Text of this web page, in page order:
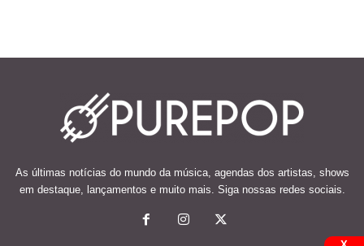
As últimas notícias do mundo da música, agendas dos artistas, shows
em destaque, lançamentos e muito mais. Siga nossas redes sociais.